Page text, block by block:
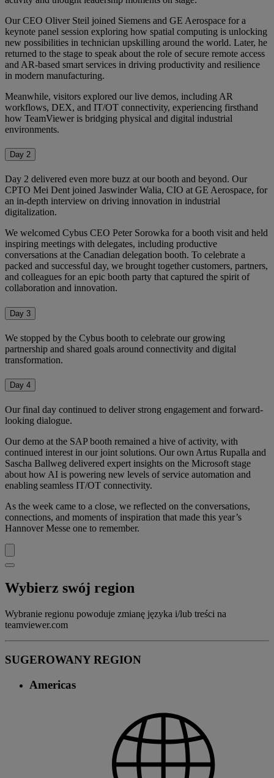
Our CEO Oliver Steil joined Siemens and GE Aerospace for a
keynote panel session exploring how spatial computing is unlocking
new possibilities in technician upskilling around the world. Later, he
returned to the stage to speak about the role of secure remote access
and AR-based smart services in driving productivity and resilience
in modern manufacturing.
Meanwhile, visitors explored our live demos, including AR
workflows, DEX, and IT/OT connectivity, experiencing firsthand
how TeamViewer is bridging physical and digital industrial
environments.
Day 2
Day 2 delivered even more buzz at our booth and beyond. Our
CPTO Mei Dent joined Jaswinder Walia, CIO at GE Aerospace, for
an in-depth interview on driving innovation in industrial
digitalization.
We welcomed Cybus CEO Peter Sorowka for a booth visit and held
inspiring meetings with delegates, including productive
conversations at the Canadian delegation booth. To celebrate a
packed and successful day, we brought together customers, partners,
and colleagues for an epic booth party that captured the spirit of
collaboration and innovation.
Day 3
We stopped by the Cybus booth to celebrate our growing
partnership and shared goals around connectivity and digital
transformation.
Day 4
Our final day continued to deliver strong engagement and forward-
looking dialogue.
Our demo at the SAP booth remained a hive of activity, with
continued interest in our joint solutions. Our own Artus Rupalla and
Sascha Ballweg delivered expert insights on the Microsoft stage
about how AI is powering new levels of service automation and
enabling seamless IT/OT connectivity.
As the week came to a close, we reflected on the conversations,
connections, and moments of inspiration that made this year’s
Hannover Messe one to remember.
Wybierz swój region
Wybranie regionu powoduje zmianę języka i/lub treści na
teamviewer.com
SUGEROWANY REGION
Americas